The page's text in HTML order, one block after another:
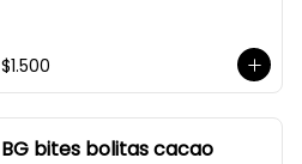
$1.500
BG bites bolitas cacao